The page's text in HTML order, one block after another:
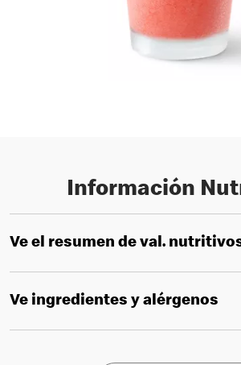
Información
Ve el resumen de val.
Ve ingredientes y alérgenos